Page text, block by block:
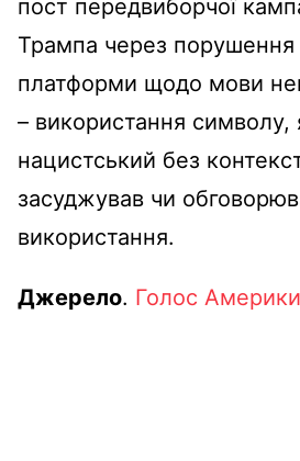
пост передвиборчої
Трампа через порушення
платформи щодо мови
– використання символу,
нацистський без
засуджував чи
використання.
Джерело. Голос Америки